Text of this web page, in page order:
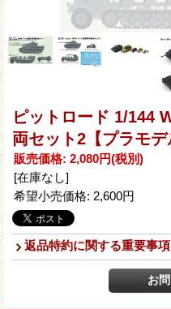
ピットロード 1/144
両セット2【プラモデ
販売価格: 2,080円(税別)
[在庫なし]
希望小売価格: 2,600円
返品特約に関する重要事項